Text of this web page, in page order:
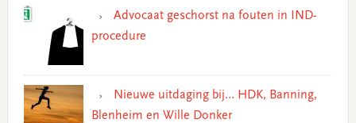
Advocaat geschorst na fouten in IND-
procedure
Nieuwe uitdaging bij… HDK, Banning,
Blenheim en Wille Donker